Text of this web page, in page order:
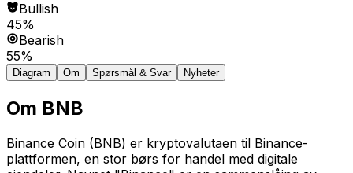
Bullish
45%
Bearish
55%
Diagram Om Spørsmål & Svar Nyheter
Om BNB
Binance Coin (BNB) er kryptovalutaen til Binance-
plattformen, en stor børs for handel med digitale